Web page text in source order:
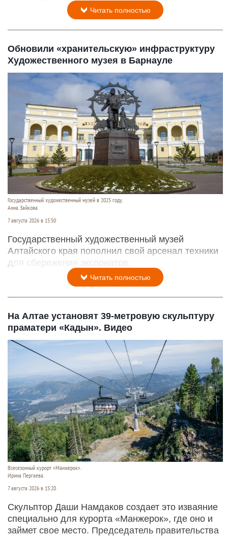
Читать полностью
Обновили «хранительскую» инфраструктуру
Художественного музея в Барнауле
Государственный художественный музей в 2025 году.
Анна Зайкова
7 августа 2026 в 15:50
Государственный художественный музей
Алтайского края пополнил свой арсенал техники
для сбережения экспонатов.
Читать полностью
На Алтае установят 39-метровую скульптуру
праматери «Кадын». Видео
Всесезонный курорт «Манжерок».
Ирина Пергаева.
7 августа 2026 в 15:20
Скульптор Даши Намдаков создает это изваяние
специально для курорта «Манжерок», где оно и
займет свое место. Председатель правительства